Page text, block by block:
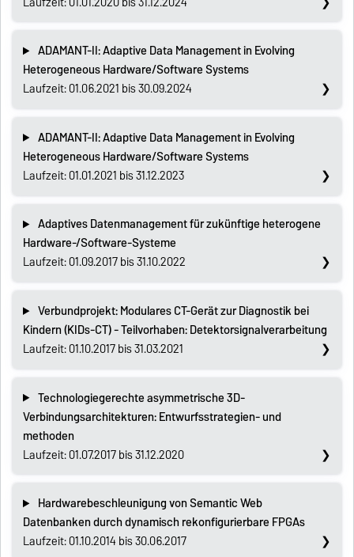
ADAMANT-II: Adaptive Data Management in Evolving
Heterogeneous Hardware/Software Systems
Laufzeit: 01.06.2021 bis 30.09.2024
ADAMANT-II: Adaptive Data Management in Evolving
Heterogeneous Hardware/Software Systems
Laufzeit: 01.01.2021 bis 31.12.2023
Adaptives Datenmanagement für zukünftige heterogene
Hardware-/Software-Systeme
Laufzeit: 01.09.2017 bis 31.10.2022
Verbundprojekt: Modulares CT-Gerät zur Diagnostik bei
Kindern (KIDs-CT) - Teilvorhaben: Detektorsignalverarbeitung
Laufzeit: 01.10.2017 bis 31.03.2021
Technologiegerechte asymmetrische 3D-
Verbindungsarchitekturen: Entwurfsstrategien- und
methoden
Laufzeit: 01.07.2017 bis 31.12.2020
Hardwarebeschleunigung von Semantic Web
Datenbanken durch dynamisch rekonfigurierbare FPGAs
Laufzeit: 01.10.2014 bis 30.06.2017